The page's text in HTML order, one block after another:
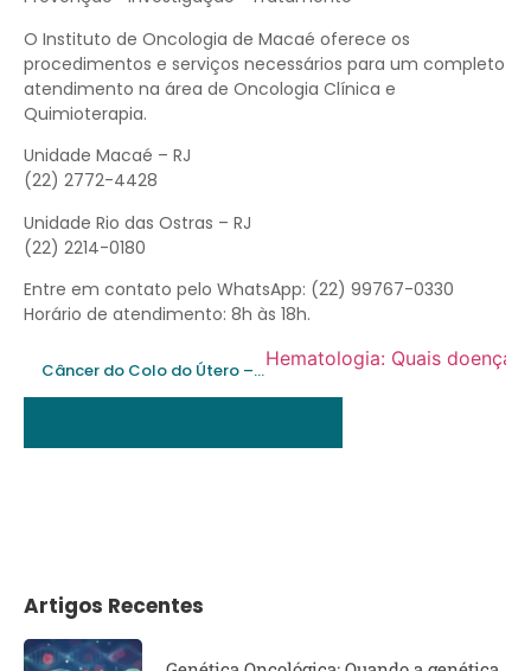
O Instituto de Oncologia de Macaé oferece os
procedimentos e serviços necessários para um completo
atendimento na área de Oncologia Clínica e
Quimioterapia.
Unidade Macaé – RJ
(22) 2772-4428
Unidade Rio das Ostras – RJ
(22) 2214-0180
Entre em contato pelo WhatsApp: (22) 99767-0330
Horário de atendimento: 8h às 18h.
Câncer do Colo do Útero – Dr. Frederico Barbosa – Oncologista Clínico
Hematologia: Quais
Artigos Recentes